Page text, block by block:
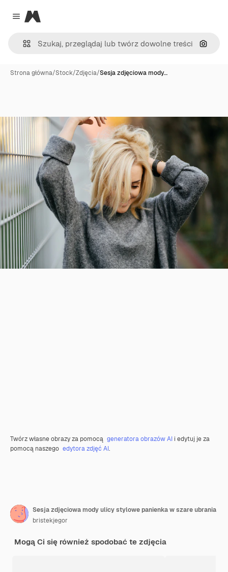
Close menu
Magnific
Szukaj
Strona główna/Stock/Zdjęcia/Sesja zdjęciowa mody…
Twórz własne obrazy za pomocą generatora obrazów AI i edytuj je za
pomocą naszego edytora zdjęć AI.
Sesja zdjęciowa mody ulicy stylowe panienka w szare ubrania
bristekjegor
Mogą Ci się również spodobać te zdjęcia